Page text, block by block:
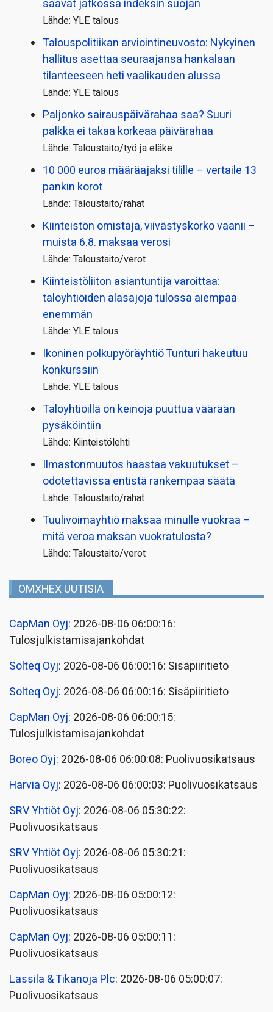
saavat jatkossa indeksin suojan
Lähde: YLE talous
Talous­politiikan arviointi­neuvosto: Nykyinen
hallitus asettaa seuraajansa hankalaan
tilanteeseen heti vaalikauden alussa
Lähde: YLE talous
Paljonko sairauspäivä­rahaa saa? Suuri
palkka ei takaa korkeaa päivärahaa
Lähde: Taloustaito/työ ja eläke
10 000 euroa määräajaksi tilille – vertaile 13
pankin korot
Lähde: Taloustaito/rahat
Kiinteistön omistaja, viivästyskorko vaanii –
muista 6.8. maksaa verosi
Lähde: Taloustaito/verot
Kiinteistö­liiton asiantuntija varoittaa:
taloyhtiöiden alasajoja tulossa aiempaa
enemmän
Lähde: YLE talous
Ikoninen polkupyörä­yhtiö Tunturi hakeutuu
konkurssiin
Lähde: YLE talous
Taloyhtiöillä on keinoja puuttua väärään
pysäköintiin
Lähde: Kiinteistölehti
Ilmastonmuutos haastaa vakuutukset –
odotettavissa entistä rankempaa säätä
Lähde: Taloustaito/rahat
Tuulivoimayhtiö maksaa minulle vuokraa –
mitä veroa maksan vuokratulosta?
Lähde: Taloustaito/verot
OMXHEX UUTISIA
CapMan Oyj: 2026-08-06 06:00:16:
Tulosjulkistamisajankohdat
Solteq Oyj: 2026-08-06 06:00:16: Sisäpiiritieto
Solteq Oyj: 2026-08-06 06:00:16: Sisäpiiritieto
CapMan Oyj: 2026-08-06 06:00:15:
Tulosjulkistamisajankohdat
Boreo Oyj: 2026-08-06 06:00:08: Puolivuosikatsaus
Harvia Oyj: 2026-08-06 06:00:03: Puolivuosikatsaus
SRV Yhtiöt Oyj: 2026-08-06 05:30:22:
Puolivuosikatsaus
SRV Yhtiöt Oyj: 2026-08-06 05:30:21:
Puolivuosikatsaus
CapMan Oyj: 2026-08-06 05:00:12:
Puolivuosikatsaus
CapMan Oyj: 2026-08-06 05:00:11:
Puolivuosikatsaus
Lassila & Tikanoja Plc: 2026-08-06 05:00:07:
Puolivuosikatsaus